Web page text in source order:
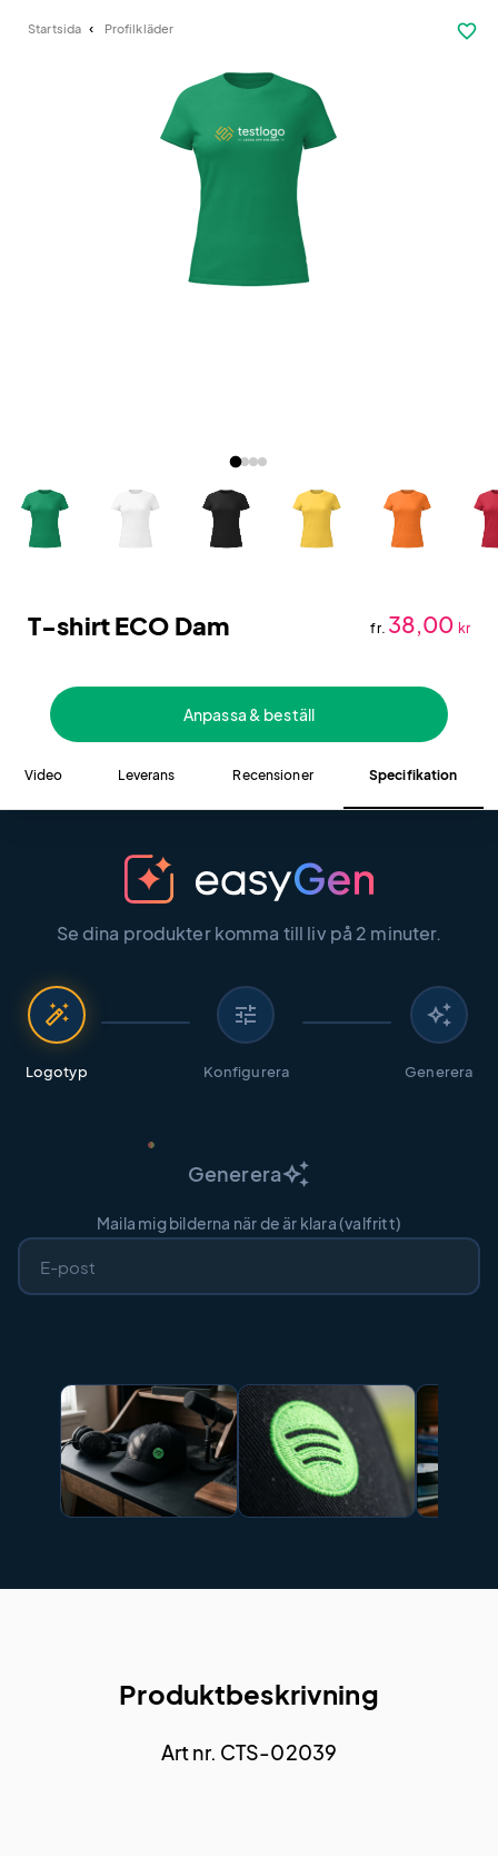
Startsida Profilkläder favorite_border
T-shirt ECO Dam fr. 38,00 kr
Anpassa & beställ
Video Leverans Recensioner Specifikation
Se dina produkter komma till liv på 2 minuter.
auto_fix_high
Logotyp
tune
Konfigurera
auto_awesome
Generera
Genereraauto_awesome
Maila mig bilderna när de är klara (valfritt)
Produktbeskrivning
Art nr. CTS-02039